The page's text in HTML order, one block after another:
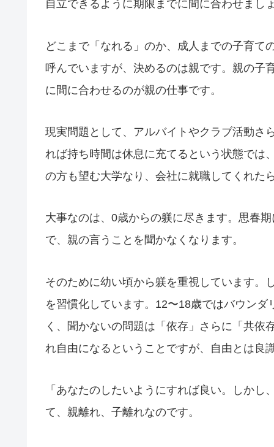
自立できるように期限までに間に合わせまし
どこまで「なれる」のか、成人までの子育て
呼んでいますが、決めるのは親です。親の子
に間に合わせるのが親の仕事です。
現実問題として、アルバイトやクラブ活動さ
れば持ち時間は休息に充てるという状態では
の方も望む大学なり、会社に就職してくれた
大事なのは、0歳からの躾に尽きます。思春
で、親の言うことを聞かなくなります。
そのために幼い頃から躾を重視しています。
を習慣化しています。12〜18歳ではバウン
く、聞かないの問題は「依存」さらに「共
れ自由になるということですが、自由とは良
「あなたのしたいようにすれば良い。しか
て、親離れ、子離れなのです。